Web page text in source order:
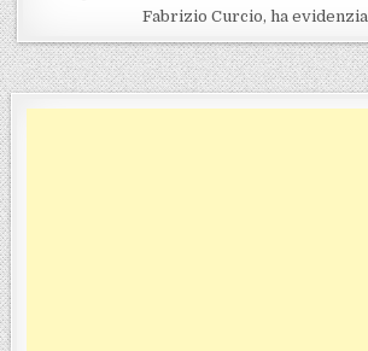
Fabrizio Curcio, ha